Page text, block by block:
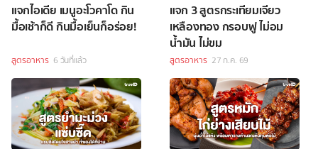
แจกไอเดีย เมนูอะโวคาโด กิน
มื้อเช้าก็ดี กินมื้อเย็นก็อร่อย!
สูตรอาหาร 6 วันที่แล้ว
แจก 3 สูตรกระเทียมเจียว
เหลืองทอง กรอบฟู ไม่อม
น้ำมัน ไม่ขม
สูตรอาหาร 27 ก.ค. 69